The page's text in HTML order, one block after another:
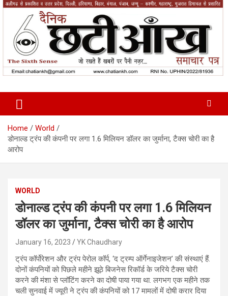
Skip
content
Chatiankh
Home
World
डोनाल्ड ट्रंप की कंपनी पर लगा 1.6 मिलियन डॉलर का जुर्माना, टैक्स चोरी का है
आरोप
WORLD
डोनाल्ड ट्रंप की कंपनी पर लगा 1.6 मिलियन
डॉलर का जुर्माना, टैक्स चोरी का है आरोप
January 16, 2023 YK Chaudhary
ट्रंप कॉर्पोरेशन और ट्रंप पेरोल कॉर्प, ‘द ट्रम्प ऑर्गेनाइजेशन’ की संस्थाएं हैं.
दोनों कंपनियों को पिछले महीने झूठे बिजनेस रिकॉर्ड के जरिये टैक्स चोरी
करने की मंशा से प्लॉटिंग करने का दोषी पाया गया था. लगभग एक महीने तक
चली सुनवाई में ज्यूरी ने ट्रंप की कंपनियों को 17 मामलों में दोषी करार दिया